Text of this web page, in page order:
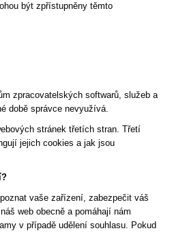
být zpřístupněny těmto
zpracovatelských softwarů, služeb a
době správce nevyužívá.
stránek třetích stran. Třetí
jejich cookies a jak jsou
vaše zařízení, zabezpečit váš
web obecně a pomáhají nám
v případě udělení souhlasu. Pokud